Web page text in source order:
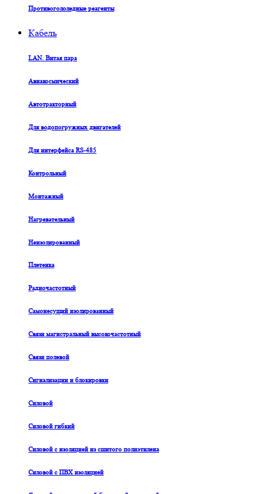
Противогололедные реагенты
Кабель
LAN. Витая пара
Авиакосмический
Автотракторный
Для водопогружных двигателей
Для интерфейса RS-485
Контрольный
Монтажный
Нагревательный
Неизолированный
Плетенка
Радиочастотный
Самонесущий изолированный
Связи магистральный высокочастотный
Связи полевой
Сигнализации и блокировки
Силовой
Силовой гибкий
Силовой с изоляцией из сшитого полиэтилена
Силовой с ПВХ изоляцией